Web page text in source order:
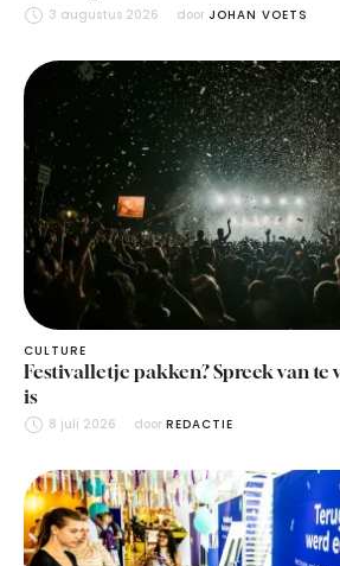
3 augustus 2026 door JOHAN VOETS
CULTURE
Festivalletje pakken? Spreek van te
is
8 juli 2026 door REDACTIE